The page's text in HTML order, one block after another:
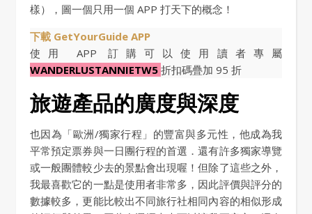
樣），圖一個只用一個 APP 打天下的概念！
下載 GetYourGuide APP
使用 APP 訂購可以使用讀者專屬
WANDERLUSTANNIETW5 折扣碼疊加 95 折
旅遊產品的廣度與深度
也因為「歐洲/獨家行程」的豐富與多元性，他成為我
平常預定票券與一日團行程的首選．還有許多獨家導覽
或一般團體較少去的景點會出現喔！但除了這些之外，
我最喜歡它的一點是使用者非常多，因此評價與評分的
數據較多，更能比較出不同旅行社相同內容的相似形成